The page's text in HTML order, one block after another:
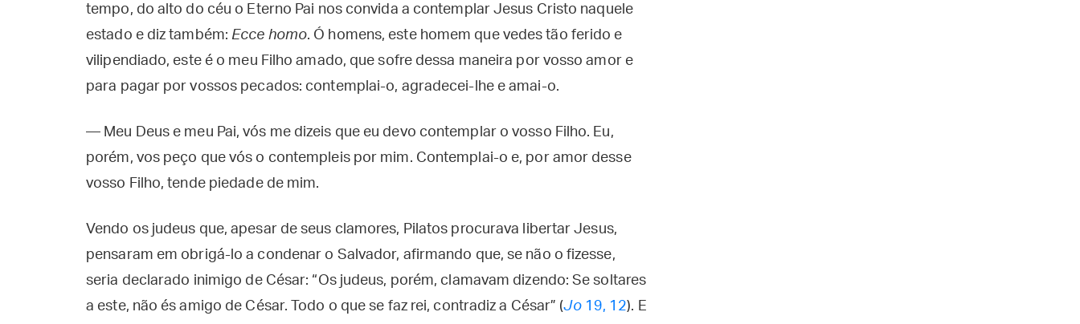
tempo, do alto do céu o Eterno Pai nos convida a contemplar Jesus Cristo naquele
estado e diz também:Ecce homo. Ó homens, este homem que vedes tão ferido e
vilipendiado, este é o meu Filho amado, que sofre dessa maneira por vosso amor e
para pagar por vossos pecados: contemplai-o, agradecei-lhe e amai-o.
— Meu Deus e meu Pai, vós me dizeis que eu devo contemplar o vosso Filho. Eu,
porém, vos peço que vós o contempleis por mim. Contemplai-o e, por amor desse
vosso Filho, tende piedade de mim.
Vendo os judeus que, apesar de seus clamores, Pilatos procurava libertar Jesus,
pensaram em obrigá-lo a condenar o Salvador, afirmando que, se não o fizesse,
seria declarado inimigo de César: “Os judeus, porém, clamavam dizendo: Se soltares
a este, não és amigo de César. Todo o que se faz rei, contradiz a César” (Jo19, 12). E